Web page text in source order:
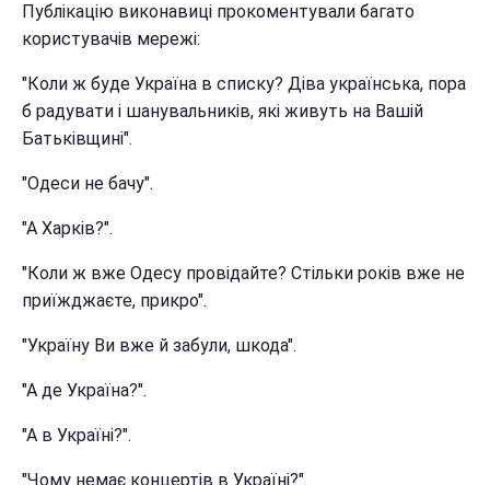
Публікацію виконавиці прокоментували багато
користувачів мережі:
"Коли ж буде Україна в списку? Діва українська, пора
б радувати і шанувальників, які живуть на Вашій
Батьківщині".
"Одеси не бачу".
"А Харків?".
"Коли ж вже Одесу провідайте? Стільки років вже не
приїжджаєте, прикро".
"Україну Ви вже й забули, шкода".
"А де Україна?".
"А в Україні?".
"Чому немає концертів в Україні?".